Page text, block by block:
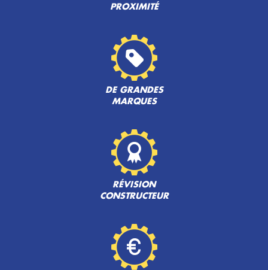
PROXIMITÉ
DE GRANDES
MARQUES
RÉVISION
CONSTRUCTEUR